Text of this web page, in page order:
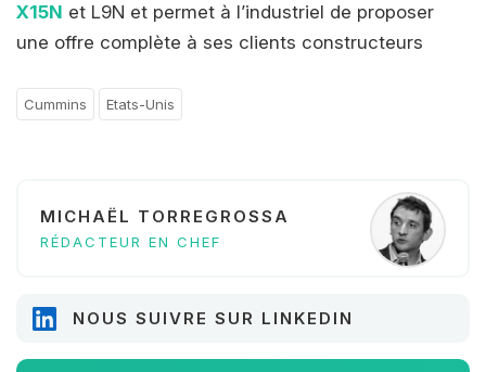
X15N et L9N et permet à l’industriel de proposer
une offre complète à ses clients constructeurs
Cummins Etats-Unis
MICHAËL TORREGROSSA
RÉDACTEUR EN CHEF
NOUS SUIVRE SUR LINKEDIN